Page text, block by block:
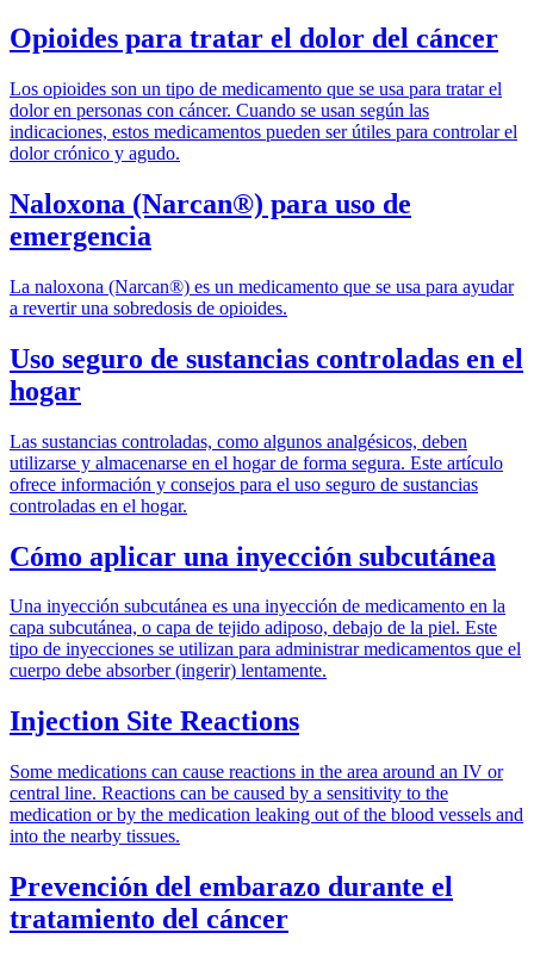
Opioides para tratar el dolor del cáncer
Los opioides son un tipo de medicamento que se usa para tratar el
dolor en personas con cáncer. Cuando se usan según las
indicaciones, estos medicamentos pueden ser útiles para controlar el
dolor crónico y agudo.
Naloxona (Narcan®) para uso de
emergencia
La naloxona (Narcan®) es un medicamento que se usa para ayudar
a revertir una sobredosis de opioides.
Uso seguro de sustancias controladas en el
hogar
Las sustancias controladas, como algunos analgésicos, deben
utilizarse y almacenarse en el hogar de forma segura. Este artículo
ofrece información y consejos para el uso seguro de sustancias
controladas en el hogar.
Cómo aplicar una inyección subcutánea
Una inyección subcutánea es una inyección de medicamento en la
capa subcutánea, o capa de tejido adiposo, debajo de la piel. Este
tipo de inyecciones se utilizan para administrar medicamentos que el
cuerpo debe absorber (ingerir) lentamente.
Injection Site Reactions
Some medications can cause reactions in the area around an IV or
central line. Reactions can be caused by a sensitivity to the
medication or by the medication leaking out of the blood vessels and
into the nearby tissues.
Prevención del embarazo durante el
tratamiento del cáncer